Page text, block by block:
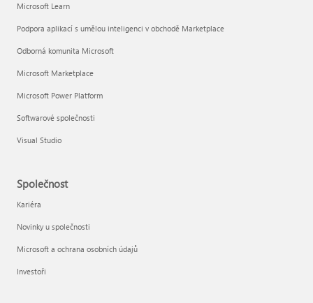
Microsoft Learn
Podpora aplikací s umělou inteligenci v obchodě Marketplace
Odborná komunita Microsoft
Microsoft Marketplace
Microsoft Power Platform
Softwarové společnosti
Visual Studio
Společnost
Kariéra
Novinky u společnosti
Microsoft a ochrana osobních údajů
Investoři